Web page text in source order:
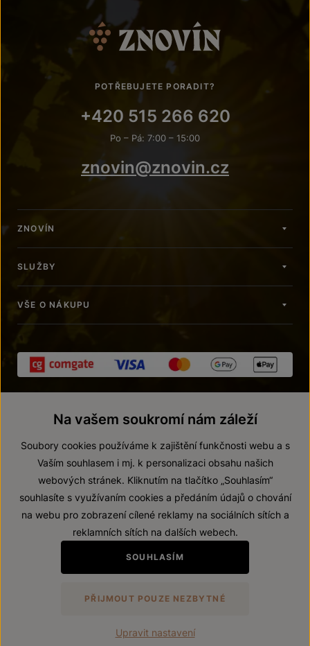
POTŘEBUJETE PORADIT?
+420 515 266 620
Po – Pá: 7:00 – 15:00
znovin@znovin.cz
ZNOVÍN
SLUŽBY
VŠE O NÁKUPU
© 2026 ZNOVÍN ZNOJMO, a. s.
Prohlášení o přístupnosti
Zákaz prodeje alkoholických nápojů osobám mladším 18 let.
VytvořilwebProgress
Na vašem soukromí nám záleží
Soubory cookies používáme k zajištění funkčnosti webu a s
Vaším souhlasem i mj. k personalizaci obsahu našich
webových stránek. Kliknutím na tlačítko „Souhlasím“
souhlasíte s využívaním cookies a předáním údajů o chování
na webu pro zobrazení cílené reklamy na sociálních sítích a
reklamních sítích na dalších webech.
SOUHLASÍM
PŘIJMOUT POUZE NEZBYTNÉ
Upravit nastavení